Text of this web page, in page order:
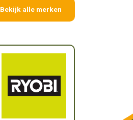
Bekijk alle merken